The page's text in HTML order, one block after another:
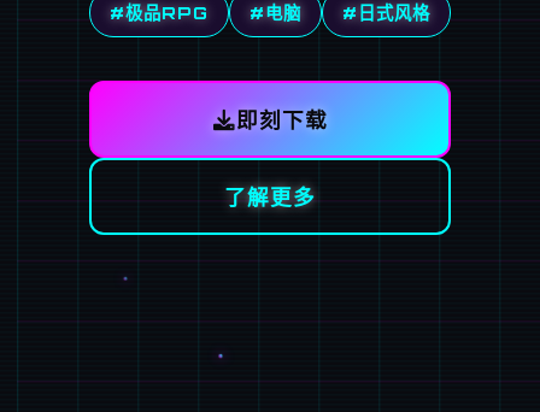
#极品RPG #电脑 #日式风格
即刻下载
了解更多